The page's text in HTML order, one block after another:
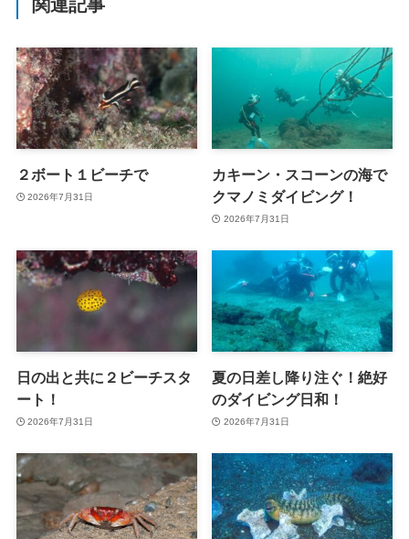
関連記事
２ボート１ビーチで
2026年7月31日
カキーン・スコーンの海で
クマノミダイビング！
2026年7月31日
日の出と共に２ビーチスタ
ート！
2026年7月31日
夏の日差し降り注ぐ！絶好
のダイビング日和！
2026年7月31日